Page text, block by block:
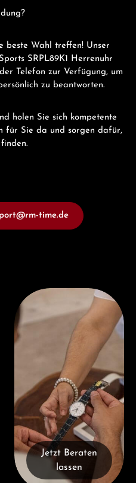
beste Wahl treffen! Unser
SRPL89K1 Herrenuhr
Telefon zur Verfügung, um
zu beantworten.
holen Sie sich kompetente
für Sie da und sorgen dafür,
time.de
Jetzt Beraten lassen
Jetzt Beraten
lassen